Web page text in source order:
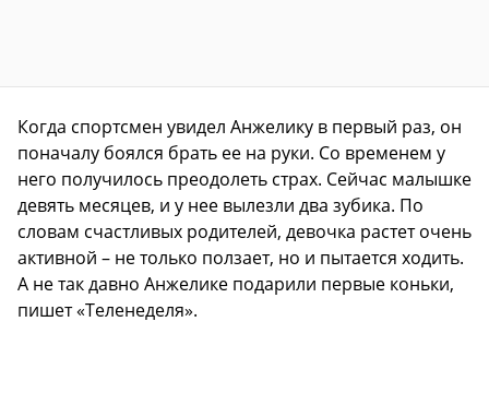
Когда спортсмен увидел Анжелику в первый раз, он
поначалу боялся брать ее на руки. Со временем у
него получилось преодолеть страх. Сейчас малышке
девять месяцев, и у нее вылезли два зубика. По
словам счастливых родителей, девочка растет очень
активной – не только ползает, но и пытается ходить.
А не так давно Анжелике подарили первые коньки,
пишет «Теленеделя».